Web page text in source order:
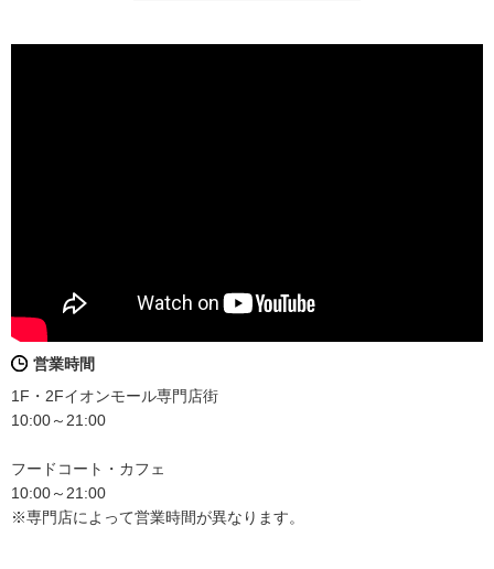
営業時間
1F・2Fイオンモール専門店街
10:00～21:00
フードコート・カフェ
10:00～21:00
※専門店によって営業時間が異なります。